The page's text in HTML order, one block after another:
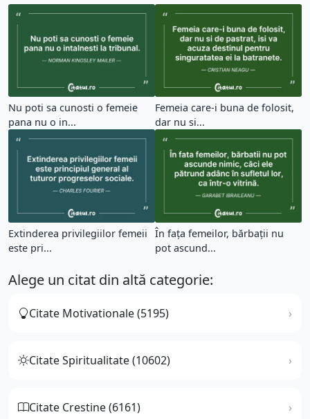
Nu poti sa cunosti o femeie
pana nu o in...
Femeia care-i buna de folosit,
dar nu si...
Extinderea privilegiilor femeii
este pri...
În fața femeilor, bărbații nu
pot ascund...
Alege un citat din altă categorie:
Citate Motivationale (5195)
Citate Spiritualitate (10602)
Citate Crestine (6161)